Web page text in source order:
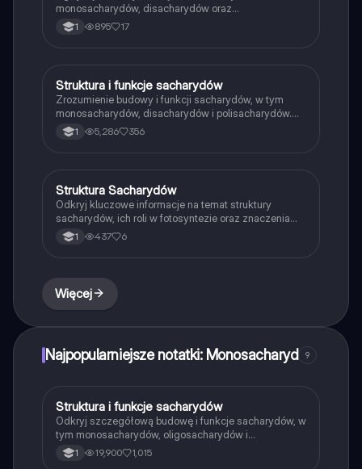
monosacharydów, disacharydów oraz
polisacharydów. Dowiedz się o ich roli energetycznej,
budulcowej i transportowej w organizmach. Idealne
1 895 17
Biologia
Struktura i funkcje sacharydów
Zrozumienie budowy i funkcji sacharydów, w tym
monosacharydów, disacharydów i polisacharydów.
Dowiedz się o ich rolach w organizmach,
właściwościach redukujących oraz znaczeniu w
1 5,286 356
Biologia
Struktura Sacharydów
Odkryj kluczowe informacje na temat struktury
sacharydów, ich roli w fotosyntezie oraz znaczenia
dla odżywiania roślin. Materiał obejmuje
monosacharydy, ich grupy funkcyjne oraz różne formy
1 437 6
Więcej
Najpopularniejsze notatki: Monosacharyd 9
Biologia
Struktura i funkcje sacharydów
Odkryj szczegółową budowę i funkcje sacharydów, w
tym monosacharydów, oligosacharydów i
polisacharydów. Dowiedz się, jak glukoza, fruktoza,
laktoza i inne cukry wpływają na organizmy oraz ich
1 19,900 1,015